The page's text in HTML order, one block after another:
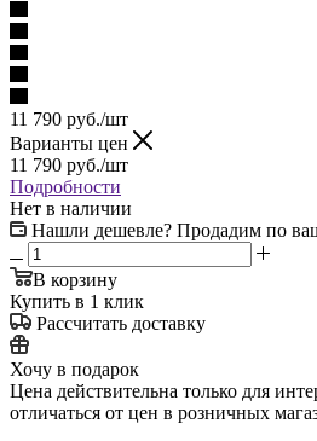
11 790 руб./шт
Варианты цен
11 790 руб./шт
Подробности
Нет в наличии
Нашли дешевле? Продадим по
В корзину
Купить в 1 клик
Рассчитать доставку
Хочу в подарок
Цена действительна только для
отличаться от цен в розничных